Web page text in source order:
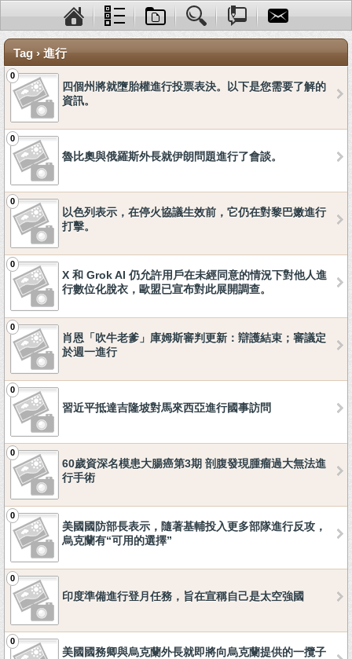
Tag › 進行
0
四個州將就墮胎權進行投票表決。以下是您需要了解的
資訊。
0
魯比奧與俄羅斯外長就伊朗問題進行了會談。
0
以色列表示，在停火協議生效前，它仍在對黎巴嫩進行
打擊。
0
X 和 Grok AI 仍允許用戶在未經同意的情況下對他人進
行數位化脫衣，歐盟已宣布對此展開調查。
0
肖恩「吹牛老爹」庫姆斯審判更新：辯護結束；審議定
於週一進行
0
習近平抵達吉隆坡對馬來西亞進行國事訪問
0
60歲資深名模患大腸癌第3期 剖腹發現腫瘤過大無法進
行手術
0
美國國防部長表示，隨著基輔投入更多部隊進行反攻，
烏克蘭有“可用的選擇”
0
印度準備進行登月任務，旨在宣稱自己是太空強國
0
美國國務卿與烏克蘭外長就即將向烏克蘭提供的一攬子